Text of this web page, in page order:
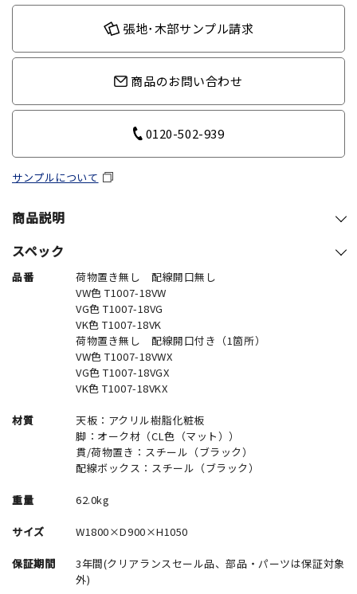
張地･木部サンプル請求
商品のお問い合わせ
0120-502-939
サンプルについて
商品説明
スペック
品番
荷物置き無し 配線開口無し
VW色 T1007-18VW
VG色 T1007-18VG
VK色 T1007-18VK
荷物置き無し 配線開口付き（1箇所）
VW色 T1007-18VWX
VG色 T1007-18VGX
VK色 T1007-18VKX
材質
天板：アクリル樹脂化粧板
脚：オーク材（CL色（マット））
貫/荷物置き：スチール（ブラック）
配線ボックス：スチール（ブラック）
重量 62.0kg
サイズ W1800×D900×H1050
保証期間
3年間(クリアランスセール品、部品・パーツは保証対象
外)